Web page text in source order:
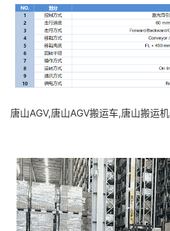
唐山AGV,唐山AGV搬运车,唐山搬运